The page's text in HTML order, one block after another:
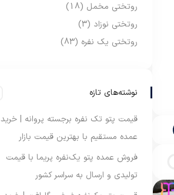
روتختی مخمل (18)
روتختی نوزاد (3)
روتختی یک نفره (83)
نوشته‌های تازه
قیمت پتو تک نفره برجسته پروانه | خرید
عمده مستقیم با بهترین قیمت بازار
فروش عمده پتو یک‌نفره پریما با قیمت
تولیدی و ارسال به سراسر کشور